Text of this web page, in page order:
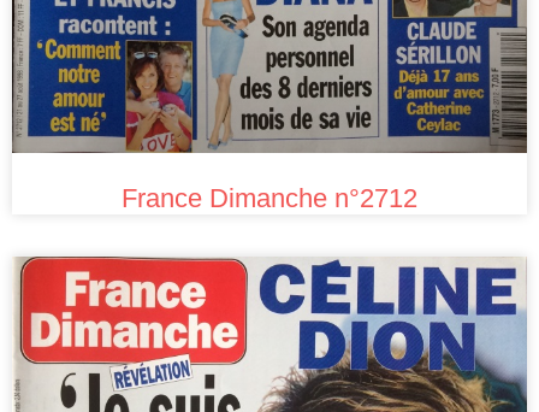
France Dimanche n°2712